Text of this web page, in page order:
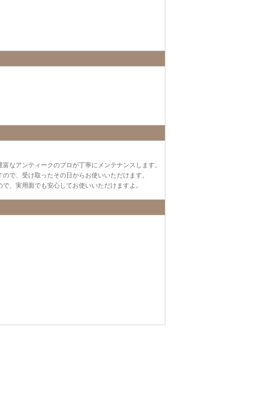
なアンティークのプロが丁寧にメンテナンスします。
で、受け取ったその日からお使いいただけます。
、実用面でも安心してお使いいただけますよ。